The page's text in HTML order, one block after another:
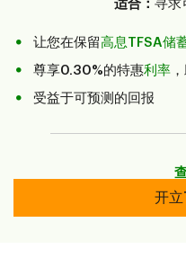
适合： 寻求
让您在保留 高息TFSA储
尊享0.30%的特惠利率
受益于可预测的回报
开立